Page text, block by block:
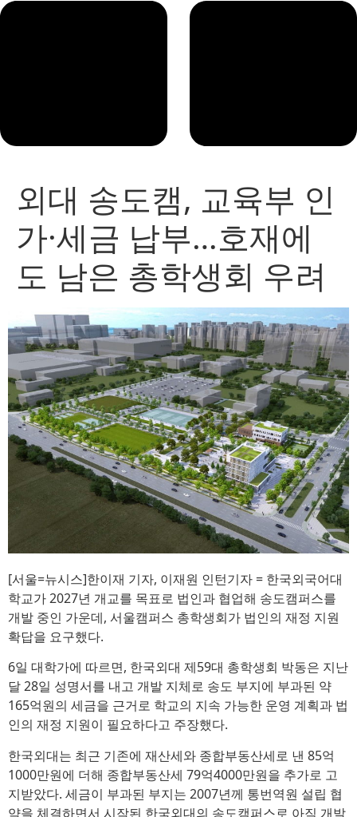
외대 송도캠, 교육부 인
가·세금 납부…호재에
도 남은 총학생회 우려
[서울=뉴시스]한이재 기자, 이재원 인턴기자 = 한국외국어대
학교가 2027년 개교를 목표로 법인과 협업해 송도캠퍼스를
개발 중인 가운데, 서울캠퍼스 총학생회가 법인의 재정 지원
확답을 요구했다.
6일 대학가에 따르면, 한국외대 제59대 총학생회 박동은 지난
달 28일 성명서를 내고 개발 지체로 송도 부지에 부과된 약
165억원의 세금을 근거로 학교의 지속 가능한 운영 계획과 법
인의 재정 지원이 필요하다고 주장했다.
한국외대는 최근 기존에 재산세와 종합부동산세로 낸 85억
1000만원에 더해 종합부동산세 79억4000만원을 추가로 고
지받았다. 세금이 부과된 부지는 2007년께 통번역원 설립 협
약을 체결하면서 시작된 한국외대의 송도캠퍼스로 아직 개발